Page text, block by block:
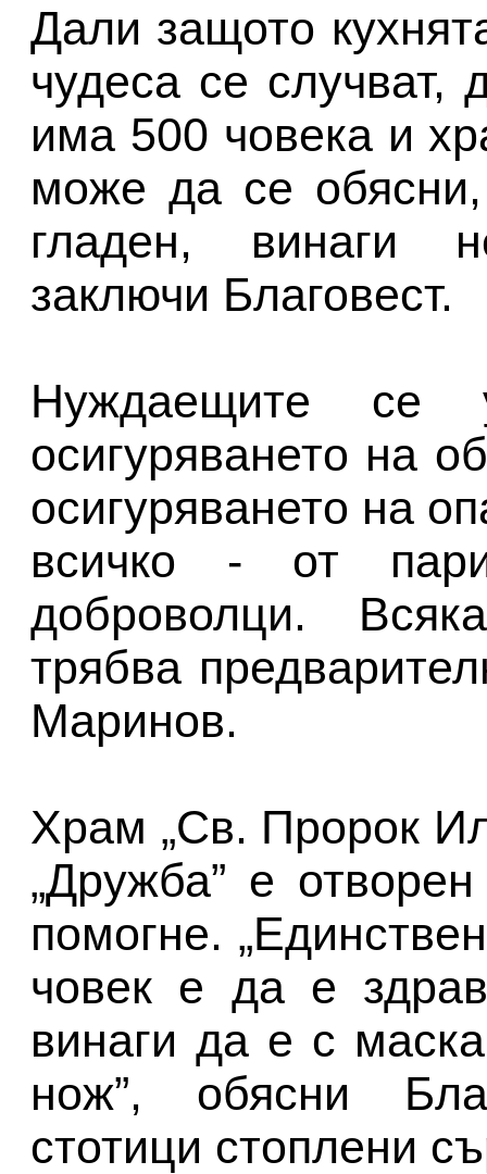
Дали защото
чудеса се случват,
има 500 човека и
може да се
гладен, винаги
заключи Благовест.
Нуждаещите
осигуряването на
осигуряването на
всичко - от
доброволци.
трябва
Маринов.
Храм „Св. Пророк
„Дружба” е
помогне.
човек е да е
винаги да е с
нож”, обясни
стотици стоплени